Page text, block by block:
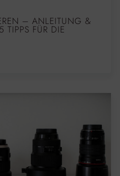
– ANLEITUNG &
TIPPS FÜR DIE